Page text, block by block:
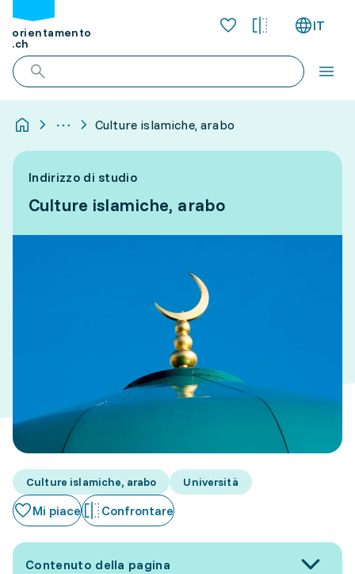
orientamento
.ch
IT
Culture islamiche, arabo
Indirizzo di studio
Culture islamiche, arabo
Culture islamiche, arabo Università
Mi piace Confrontare
Contenuto della pagina